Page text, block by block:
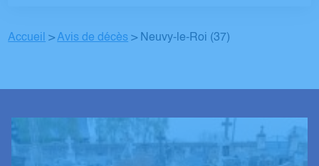
Accueil >Avis de décès > Neuvy-le-Roi (37)